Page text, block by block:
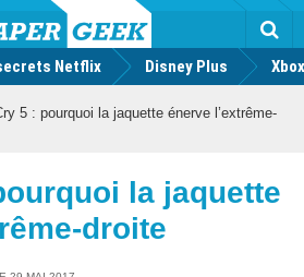
Netflix Disney Plus
5 : pourquoi la jaquette énerve l’extrême-
la jaquette
droite
FacebookTwitter Youtube